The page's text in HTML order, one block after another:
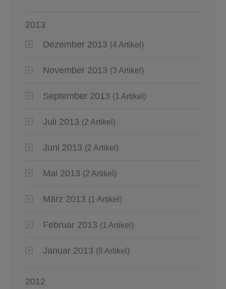
2013
Dezember 2013 (4 Artikel)
November 2013 (3 Artikel)
September 2013 (1 Artikel)
Juli 2013 (2 Artikel)
Juni 2013 (2 Artikel)
Mai 2013 (2 Artikel)
März 2013 (1 Artikel)
Februar 2013 (1 Artikel)
Januar 2013 (8 Artikel)
2012